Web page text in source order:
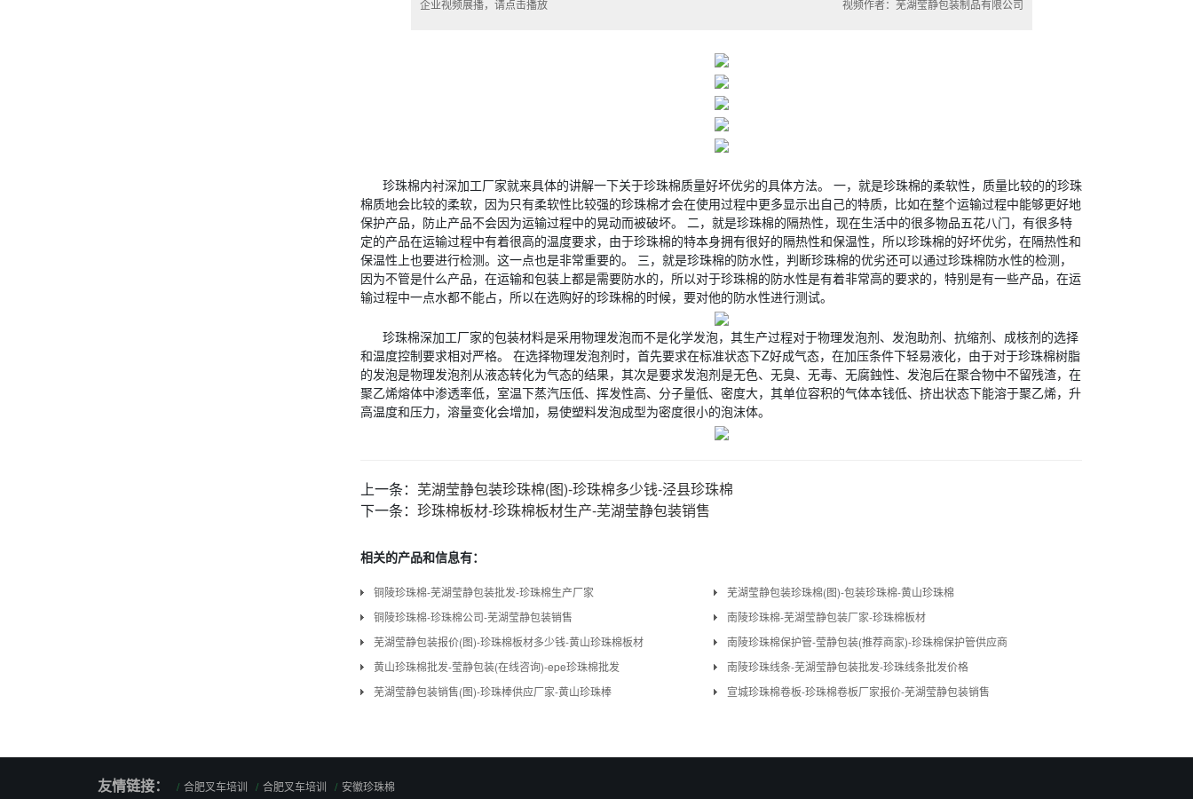
企业视频展播，请点击播放 视频作者：芜湖莹静包装制品有限公司
珍珠棉内衬深加工厂家就来具体的讲解一下关于珍珠棉质量好坏优劣的具体方法。 一，就是珍珠棉的柔软性，质量比较的的珍珠
棉质地会比较的柔软，因为只有柔软性比较强的珍珠棉才会在使用过程中更多显示出自己的特质，比如在整个运输过程中能够更好地
保护产品，防止产品不会因为运输过程中的晃动而被破坏。 二，就是珍珠棉的隔热性，现在生活中的很多物品五花八门，有很多特
定的产品在运输过程中有着很高的温度要求，由于珍珠棉的特本身拥有很好的隔热性和保温性，所以珍珠棉的好坏优劣，在隔热性和
保温性上也要进行检测。这一点也是非常重要的。 三，就是珍珠棉的防水性，判断珍珠棉的优劣还可以通过珍珠棉防水性的检测，
因为不管是什么产品，在运输和包装上都是需要防水的，所以对于珍珠棉的防水性是有着非常高的要求的，特别是有一些产品，在运
输过程中一点水都不能占，所以在选购好的珍珠棉的时候，要对他的防水性进行测试。
珍珠棉深加工厂家的包装材料是采用物理发泡而不是化学发泡，其生产过程对于物理发泡剂、发泡助剂、抗缩剂、成核剂的选择
和温度控制要求相对严格。 在选择物理发泡剂时，首先要求在标准状态下Z好成气态，在加压条件下轻易液化，由于对于珍珠棉树脂
的发泡是物理发泡剂从液态转化为气态的结果，其次是要求发泡剂是无色、无臭、无毒、无腐鉵性、发泡后在聚合物中不留残渣，在
聚乙烯熔体中渗透率低，室温下蒸汽压低、挥发性高、分子量低、密度大，其单位容积的气体本钱低、挤出状态下能溶于聚乙烯，升
高温度和压力，溶量变化会增加，易使塑料发泡成型为密度很小的泡沫体。
上一条： 芜湖莹静包装珍珠棉(图)-珍珠棉多少钱-泾县珍珠棉
下一条： 珍珠棉板材-珍珠棉板材生产-芜湖莹静包装销售
相关的产品和信息有：
铜陵珍珠棉-芜湖莹静包装批发-珍珠棉生产厂家
芜湖莹静包装珍珠棉(图)-包装珍珠棉-黄山珍珠棉
铜陵珍珠棉-珍珠棉公司-芜湖莹静包装销售
南陵珍珠棉-芜湖莹静包装厂家-珍珠棉板材
芜湖莹静包装报价(图)-珍珠棉板材多少钱-黄山珍珠棉板材
南陵珍珠棉保护管-莹静包装(推荐商家)-珍珠棉保护管供应商
黄山珍珠棉批发-莹静包装(在线咨询)-epe珍珠棉批发
南陵珍珠线条-芜湖莹静包装批发-珍珠线条批发价格
芜湖莹静包装销售(图)-珍珠棒供应厂家-黄山珍珠棒
宣城珍珠棉卷板-珍珠棉卷板厂家报价-芜湖莹静包装销售
友情链接： 合肥叉车培训 合肥叉车培训 安徽珍珠棉